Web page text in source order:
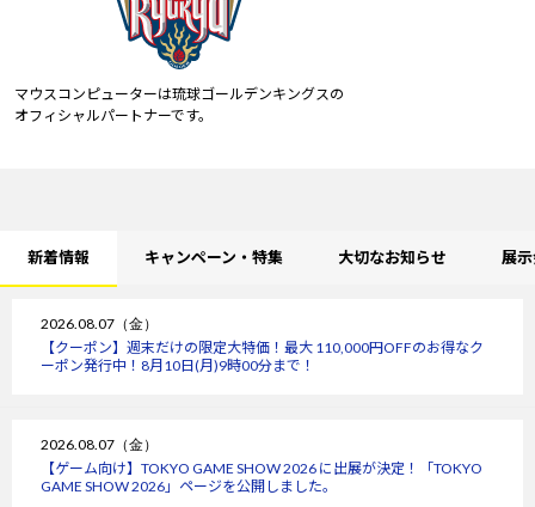
マウスコンピューターは琉球ゴールデンキングスの
オフィシャルパートナーです。
新着情報 キャンペーン・特集 大切なお知らせ 展
2026.08.07（金）
【クーポン】週末だけの限定大特価！最大 110,000円OFFのお得なク
ーポン発行中！8月10日(月)9時00分まで！
2026.08.07（金）
【ゲーム向け】TOKYO GAME SHOW 2026 に出展が決定！「TOKYO
GAME SHOW 2026」ページを公開しました。